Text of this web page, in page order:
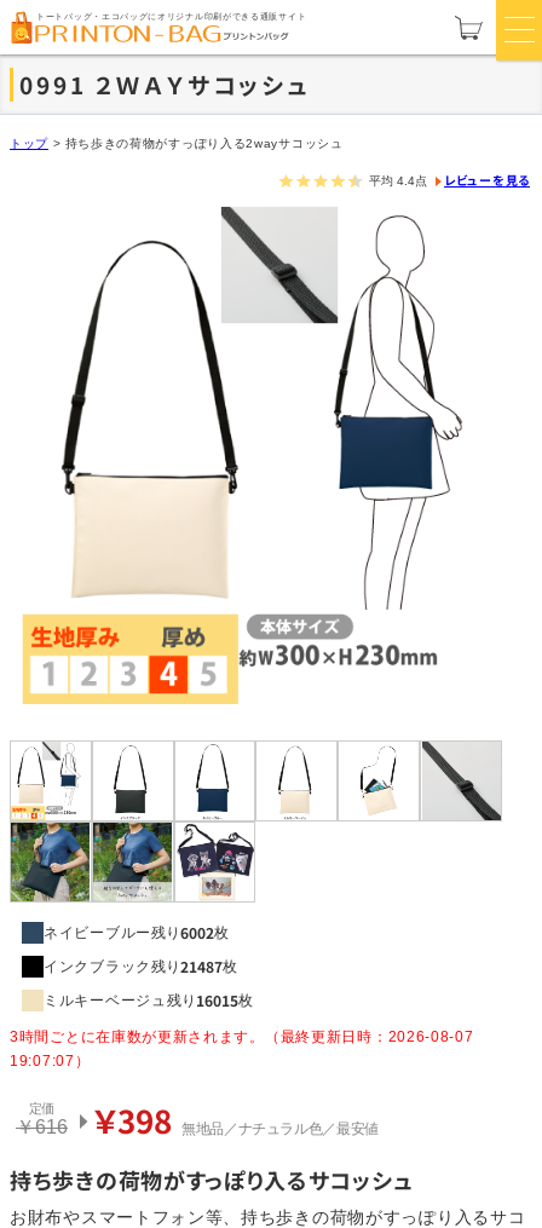
トートバッグ・エコバッグにオリジナル印刷ができる通販サイト
0991 ２ＷＡＹサコッシュ
トップ > 持ち歩きの荷物がすっぽり入る2wayサコッシュ
平均 4.4点 レビューを見る
ネイビーブルー残り 6002枚
インクブラック 残り 21487枚
ミルキーベージュ残り 16015枚
3時間ごとに在庫数が更新されます。（最終更新日時：2026-08-07
19:07:07）
定価
￥616 ￥398 無地品／ナチュラル色／最安値
持ち歩きの荷物がすっぽり入るサコッシュ
お財布やスマートフォン等、持ち歩きの荷物がすっぽり入るサコ